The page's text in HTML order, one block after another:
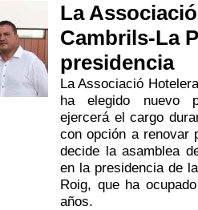
La
Cambrils-La
presidencia
La Associació
ha elegido nuevo
ejercerá el cargo
con opción a renovar
decide la asamblea
en la presidencia de
Roig, que ha
años.